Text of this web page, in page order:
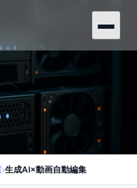
›生成AI×動画自動編集